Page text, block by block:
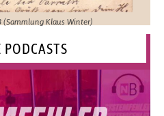
Klaus Winter)
PODCASTS